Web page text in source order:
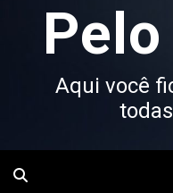
Aqui você